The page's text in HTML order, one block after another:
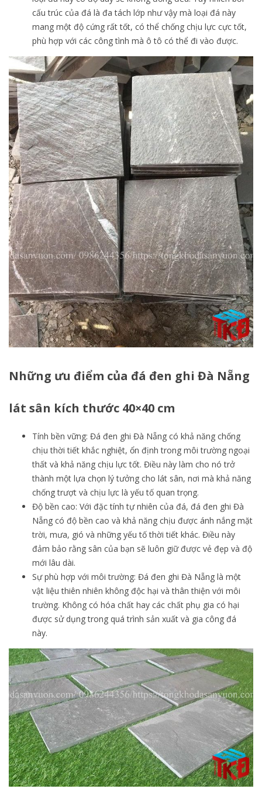
cấu trúc của đá là đa tách lớp như vậy mà loại đá này
mang một độ cứng rất tốt, có thể chống chịu lực cực tốt,
phù hợp với các công tình mà ô tô có thể đi vào được.
Những ưu điểm của đá đen ghi Đà Nẵng
lát sân kích thước 40×40 cm
Tính bền vững: Đá đen ghi Đà Nẵng có khả năng chống
chịu thời tiết khắc nghiệt, ổn định trong môi trường ngoại
thất và khả năng chịu lực tốt. Điều này làm cho nó trở
thành một lựa chọn lý tưởng cho lát sân, nơi mà khả năng
chống trượt và chịu lực là yếu tố quan trọng.
Độ bền cao: Với đặc tính tự nhiên của đá, đá đen ghi Đà
Nẵng có độ bền cao và khả năng chịu được ánh nắng mặt
trời, mưa, gió và những yếu tố thời tiết khác. Điều này
đảm bảo rằng sân của bạn sẽ luôn giữ được vẻ đẹp và độ
mới lâu dài.
Sự phù hợp với môi trường: Đá đen ghi Đà Nẵng là một
vật liệu thiên nhiên không độc hại và thân thiện với môi
trường. Không có hóa chất hay các chất phụ gia có hại
được sử dụng trong quá trình sản xuất và gia công đá
này.